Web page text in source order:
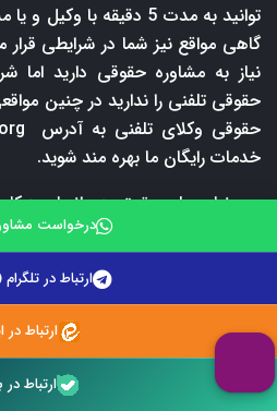
توانید به مدت 5 دقیقه
گاهی مواقع نیز شما در شرایطی
نیاز به مشاوره حقوقی دارید اما
حقوقی تلفنی را ندارید در چنین
حقوقی وکلای تلفنی به آدرس
خدمات رایگان ما بهره مند شوید.
در دنیای علم حقوق هم انجام
مثلا برای شکایت کردن بایستی
شروع هر دعوی حقوقی اولین گام
قضایی می باشد. اما نحوه نگارش این
حقوقی ما بسیار تاثیر گذار خواهد
کلیه خدمات نگارش اوراق قضایی را
48 ساعت برای هموطنان عزیز
توانید با انعقاد قرارداد وکالتی،
درخواست
ارتباط در
ارتباط در
ارتباط در